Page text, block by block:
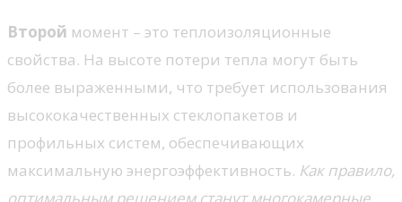
Второй момент – это теплоизоляционные
свойства. На высоте потери тепла могут быть
более выраженными, что требует использования
высококачественных стеклопакетов и
профильных систем, обеспечивающих
максимальную энергоэффективность. Как правило,
оптимальным решением станут многокамерные